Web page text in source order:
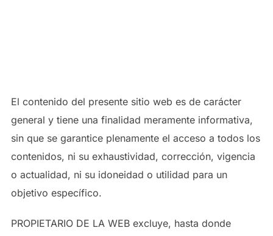
El contenido del presente sitio web es de carácter
general y tiene una finalidad meramente informativa,
sin que se garantice plenamente el acceso a todos los
contenidos, ni su exhaustividad, corrección, vigencia
o actualidad, ni su idoneidad o utilidad para un
objetivo específico.
PROPIETARIO DE LA WEB excluye, hasta donde